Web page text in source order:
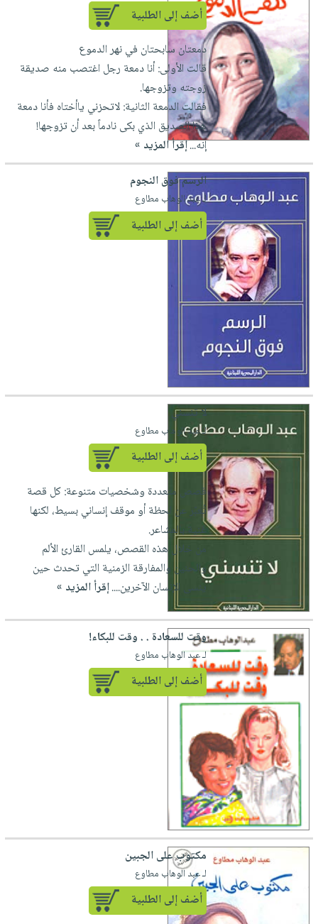
أضف إلى الطلبية
دمعتان سابحتان في نهر الدموع
قالت الأولى: أنا دمعة رجل اغتصب منه صديقة
زوجته وتزوجها.
فقالت الدمعة الثانية: لاتحزني ياأختاه فأنا دمعة
هذا الصديق الذي بكى نادماً بعد أن تزوجها!
إنه...إقرأ المزيد »
الرسم فوق النجوم
لـ عبد الوهاب مطاوع
أضف إلى الطلبية
لا تنسني
لـ عبد الوهاب مطاوع
أضف إلى الطلبية
قصص متعددة وشخصيات متنوعة: كل قصة
تُعبّر عن لحظة أو موقف إنساني بسيط، لكنها
غنية بالمشاعر.
من خلال هذه القصص، يلمس القارئ الألم
والحنين والمفارقة الزمنية التي تحدث حين
ينسى الإنسان الآخرين....إقرأ المزيد »
وقت للسعادة . . وقت للبكاء!
لـ عبد الوهاب مطاوع
أضف إلى الطلبية
مكتوب على الجبين
لـ عبد الوهاب مطاوع
أضف إلى الطلبية